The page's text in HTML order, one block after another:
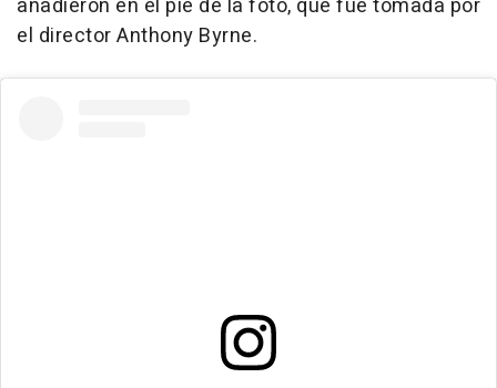
añadieron en el pie de la foto, que fue tomada por
el director Anthony Byrne.